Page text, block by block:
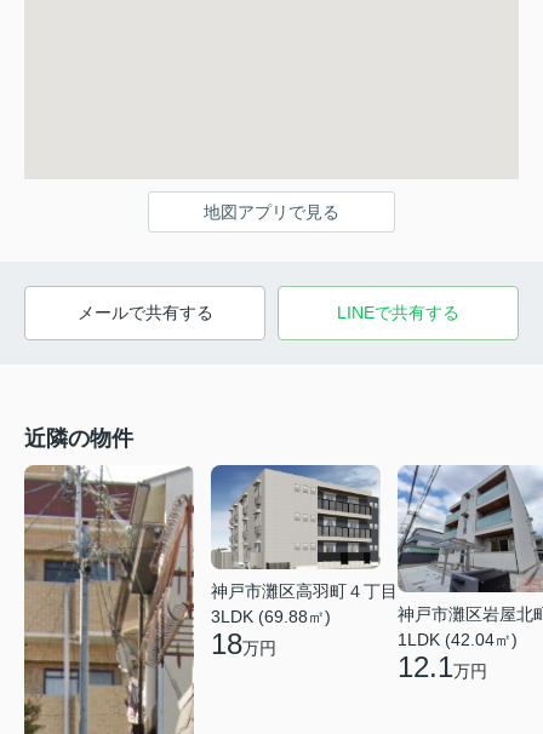
地図アプリで見る
メールで共有する LINEで共有する
近隣の物件
神戸市灘区高羽町４丁目
3LDK (69.88㎡)
18万円
神戸市灘区岩屋北
1LDK (42.04㎡)
12.1万円